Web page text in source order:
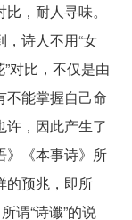
，耐人寻味。
诗人不用“女
”对比，不仅是由
不能掌握自己命
许，因此产生了
》《本事诗》所
的预兆，即所
谓“诗谶”的说